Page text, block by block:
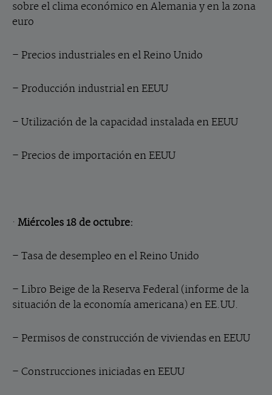
sobre el clima económico en Alemania y en la zona
euro
– Precios industriales en el Reino Unido
– Producción industrial en EEUU
– Utilización de la capacidad instalada en EEUU
– Precios de importación en EEUU
· Miércoles 18 de octubre:
– Tasa de desempleo en el Reino Unido
– Libro Beige de la Reserva Federal (informe de la
situación de la economía americana) en EE.UU.
– Permisos de construcción de viviendas en EEUU
– Construcciones iniciadas en EEUU